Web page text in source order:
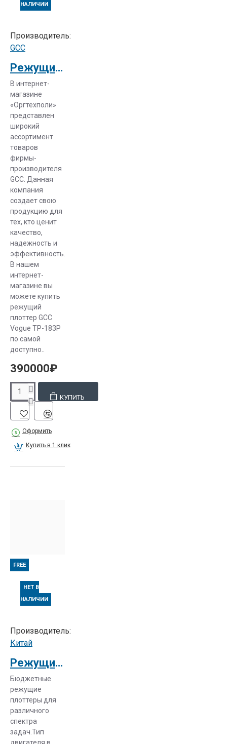
витрины,
щиты,
сувенирная
другая
продукция.
В нашем
интернет-
магазине вас
ждет очень
богатый
ассортимент
каттеров. Мы
занимаемся
реализаций
этого
оборудования
уже давно,
поэтому
знаем в нем
толк. У нас вы
найдете
надежные и
качественные
устройства
для
безупречной
резки.
НАЛИЧИИ
Производитель:
GCC
Режущий плоттер GCC Vogue TP-183P
В интернет-
магазине
«Оргтехполи»
представлен
широкий
ассортимент
товаров
фирмы-
производителя
GCC. Данная
компания
создает свою
продукцию для
тех, кто ценит
качество,
надежность и
эффективность.
В нашем
интернет-
магазине вы
можете купить
режущий
плоттер GCC
Vogue TP-183P
по самой
доступно..
390000₽
КУПИТЬ
Оформить
Купить в 1 клик
FREE
НЕТ В
НАЛИЧИИ
Производитель:
Китай
Режущий плоттер BP330
Бюджетные
режущие
плоттеры для
различного
спектра
задач.Тип